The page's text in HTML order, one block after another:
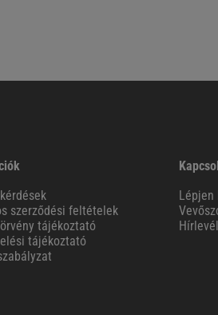
szerződési feltételek
tájékoztató
tájékoztató
Lépjen